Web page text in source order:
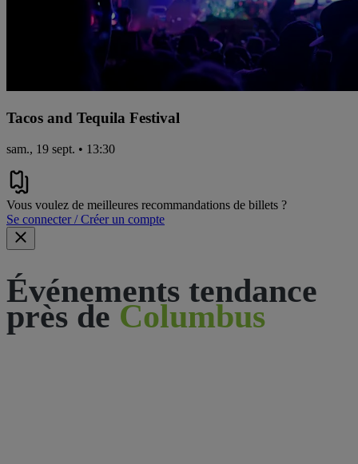
Tacos and Tequila Festival
sam., 19 sept. • 13:30
Vous voulez de meilleures recommandations de billets ?
Se connecter / Créer un compte
Événements tendance
près de Columbus